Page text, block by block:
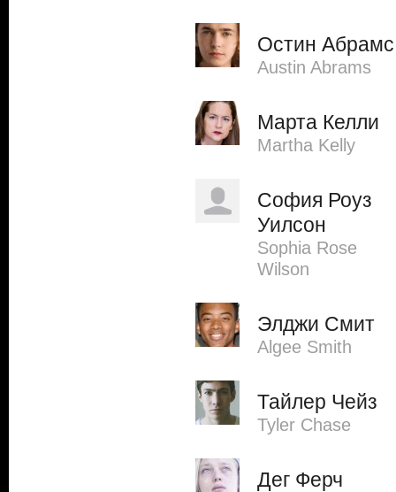
Остин Абрамс
Austin Abrams
Марта Келли
Martha Kelly
София Роуз
Уилсон
Sophia Rose
Wilson
Элджи Смит
Algee Smith
Тайлер Чейз
Tyler Chase
Дег Ферч